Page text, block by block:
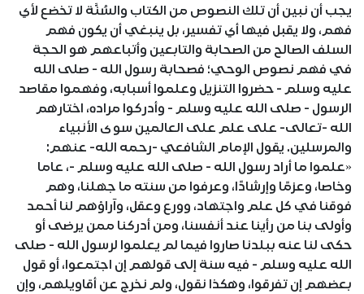
يجب أن نبين أن تلك النصوص من الكتاب والسُنَّة لا تخضع لأي
فهم، ولا يقبل فيها أي تفسير، بل ينبغي أن يكون فهم
السلف الصالح من الصحابة والتابعين وأتباعهم هو الحجة
في فهم نصوص الوحي؛ فصحابة رسول الله - صلى الله
عليه وسلم - حضروا التنزيل وعلموا أسبابه، وفهموا مقاصد
الرسول - صلى الله عليه وسلم - وأدركوا مراده، اختارهم
الله -تعالى- على علم على العالمين سوى الأنبياء
والمرسلين. يقول الإمام الشافعي -رحمه الله- عنهم:
«علموا ما أراد رسول الله - صلى الله عليه وسلم -، عاما
وخاصا، وعزمًا وإرشادًا، وعرفوا من سنته ما جهلنا، وهم
فوقنا في كل علم واجتهاد، وورع وعقل، وآراؤهم لنا أحمد
وأولى بنا من رأينا عند أنفسنا، ومن أدركنا ممن يرضى أو
حكى لنا عنه ببلدنا صاروا فيما لم يعلموا لرسول الله - صلى
الله عليه وسلم - فيه سنة إلى قولهم إن اجتمعوا، أو قول
بعضهم إن تفرقوا، وهكذا نقول، ولم نخرج عن أقاويلهم، وإن